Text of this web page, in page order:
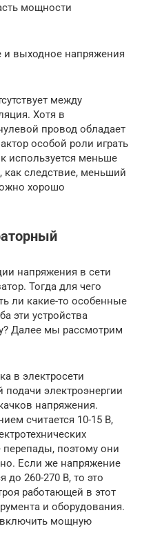
мощности
и выходное напряжения
между
Хотя в
провод обладает
особой роли играть
используется меньше
как следствие, меньший
хорошо
напряжения в сети
Тогда для чего
ли какие-то особенные
эти устройства
Далее мы рассмотрим
в электросети
подачи электроэнергии
напряжения.
считается 10-15 В,
перепады, поэтому они
Если же напряжение
260-270 В, то это
работающей в этот
и оборудования.
мощную